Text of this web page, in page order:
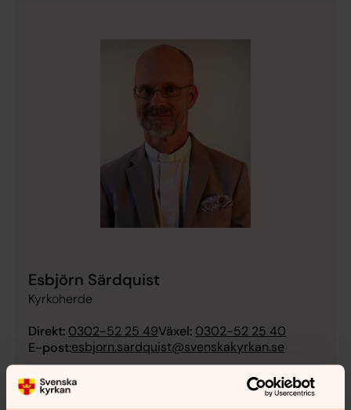
Esbjörn Särdquist
Kyrkoherde
Direkt: 0302-52 25 49Växel: 0302-52 25 40
E-post:esbjorn.sardquist@svenskakyrkan.se